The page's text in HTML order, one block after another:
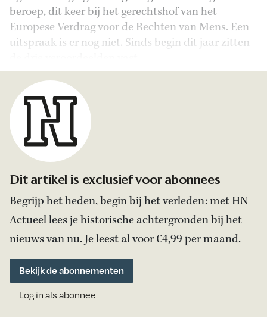
beroep, dit keer bij het gerechtshof van het
Europese Verdrag voor de Rechten van Mens. Een
uitspraak is er nog niet. Sinds begin dit jaar zitten
Dit artikel is exclusief voor abonnees
Begrijp het heden, begin bij het verleden: met HN
Actueel lees je historische achtergronden bij het
nieuws van nu. Je leest al voor €4,99 per maand.
Bekijk de abonnementen
Log in als abonnee